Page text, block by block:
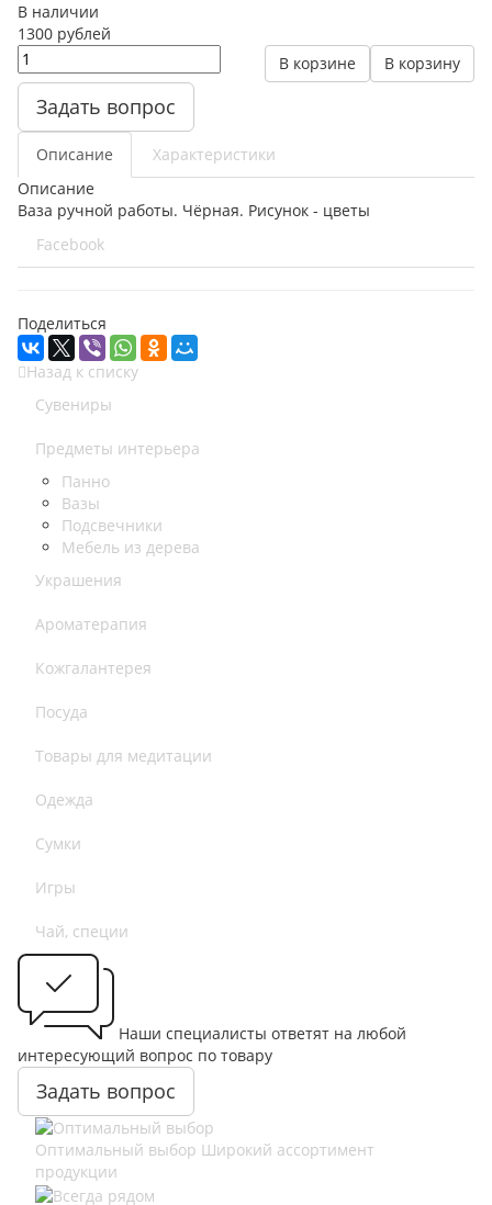
В наличии
1300 рублей
В корзину
В корзине
Задать вопрос
Описание
Характеристики
Описание
Ваза ручной работы. Чёрная. Рисунок - цветы
Facebook
Поделиться
Назад к списку
Сувениры
Предметы интерьера
Панно
Вазы
Подсвечники
Мебель из дерева
Украшения
Ароматерапия
Кожгалантерея
Посуда
Товары для медитации
Одежда
Сумки
Игры
Чай, специи
Наши специалисты ответят на любой
интересующий вопрос по товару
Задать вопрос
Оптимальный выбор Широкий ассортимент
продукции